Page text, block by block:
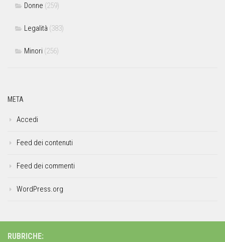
Donne (259)
Legalità (383)
Minori (256)
META
Accedi
Feed dei contenuti
Feed dei commenti
WordPress.org
RUBRICHE: